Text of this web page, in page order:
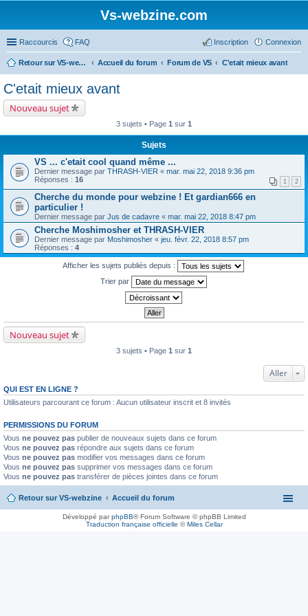
Vs-webzine.com
Raccourcis FAQ Connexion
Inscription
Retour sur VS-webzine Accueil du forum Forum de VS C'etait mieux avant
C'etait mieux avant
Nouveau sujet
3 sujets • Page 1 sur 1
Sujets
VS ... c'etait cool quand même ...
Dernier message par THRASH-VIER « mar. mai 22, 2018 9:36 pm
Réponses : 16 1 2
Cherche du monde pour webzine ! Et gardian666 en
particulier !
Dernier message par Jus de cadavre « mar. mai 22, 2018 8:47 pm
Cherche Moshimosher et THRASH-VIER
Dernier message par Moshimosher « jeu. févr. 22, 2018 8:57 pm
Réponses : 4
Afficher les sujets publiés depuis :
Trier par
Nouveau sujet
3 sujets • Page 1 sur 1
Aller
QUI EST EN LIGNE ?
Utilisateurs parcourant ce forum : Aucun utilisateur inscrit et 8 invités
PERMISSIONS DU FORUM
Vous ne pouvez pas publier de nouveaux sujets dans ce forum
Vous ne pouvez pas répondre aux sujets dans ce forum
Vous ne pouvez pas modifier vos messages dans ce forum
Vous ne pouvez pas supprimer vos messages dans ce forum
Vous ne pouvez pas transférer de pièces jointes dans ce forum
Retour sur VS-webzine Accueil du forum
Développé parphpBB® Forum Software © phpBB Limited
Traduction française officielle ©Miles Cellar